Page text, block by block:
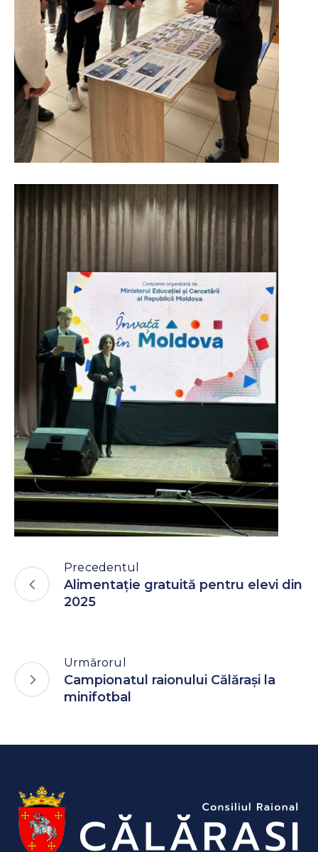
Precedentul
Alimentație gratuită pentru elevi din
2025
Urmărorul
Campionatul raionului Călărași la
minifotbal